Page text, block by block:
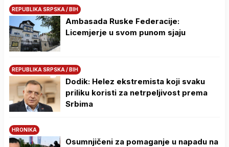
REPUBLIKA SRPSKA / BIH
Ambasada Ruske Federacije:
Licemjerje u svom punom sjaju
REPUBLIKA SRPSKA / BIH
Dodik: Helez ekstremista koji svaku
priliku koristi za netrpeljivost prema
Srbima
HRONIKA
Osumnjičeni za pomaganje u napadu na